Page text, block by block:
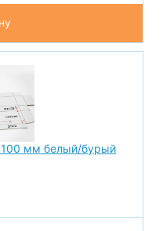
мм белый/бурый